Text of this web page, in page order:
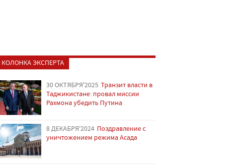
КОЛОНКА ЭКСПЕРТА
30 ОКТЯБРЯ'2025 Транзит власти в
Таджикистане: провал миссии
Рахмона убедить Путина
8 ДЕКАБРЯ'2024 Поздравление с
уничтожением режима Асада